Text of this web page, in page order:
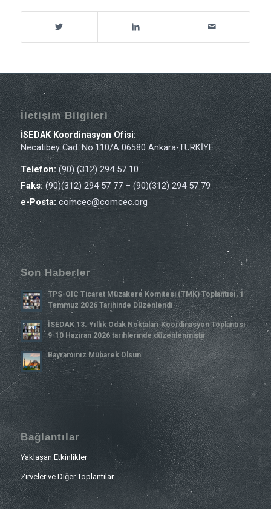
İletişim Bilgileri
İSEDAK Koordinasyon Ofisi:
Necatibey Cad. No:110/A 06580 Ankara-TÜRKİYE
Telefon:(90) (312) 294 57 10
Faks:(90)(312) 294 57 77 – (90)(312) 294 57 79
e-Posta:comcec@comcec.org
Son Haberler
TPS-OIC Ticaret Müzakere Komitesi (TMK) Toplantısı, 1
Temmuz 2026 Tarihinde Düzenlendi
İSEDAK 13. Yıllık Odak Noktaları Koordinasyon Toplantısı
9-10 Haziran 2026 tarihlerinde düzenlenmiştir
Bayramınız Mübarek Olsun
Bağlantılar
Yaklaşan Etkinlikler
Zirveler ve Diğer Toplantılar